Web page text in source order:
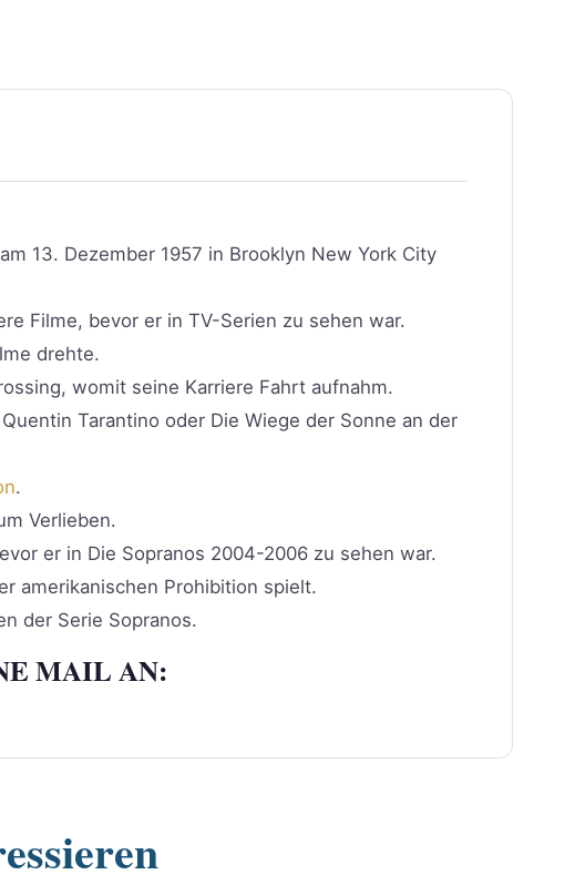
13. Dezember 1957 in Brooklyn New York City
Filme, bevor er in TV-Serien zu sehen war.
drehte.
womit seine Karriere Fahrt aufnahm.
Tarantino oder Die Wiege der Sonne an der
.
Verlieben.
er in Die Sopranos 2004-2006 zu sehen war.
amerikanischen Prohibition spielt.
der Serie Sopranos.
MAIL AN: